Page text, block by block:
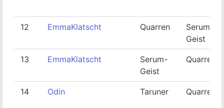
12 EmmaKlatscht Quarren
Serum-
Geist
13 EmmaKlatscht
Serum-
Geist
Quarren
14 Odin Taruner Quarren